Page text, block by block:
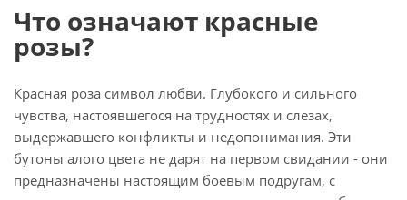
Что означают красные
розы?
Красная роза символ любви. Глубокого и сильного
чувства, настоявшегося на трудностях и слезах,
выдержавшего конфликты и недопонимания. Эти
бутоны алого цвета не дарят на первом свидании - они
предназначены настоящим боевым подругам, с